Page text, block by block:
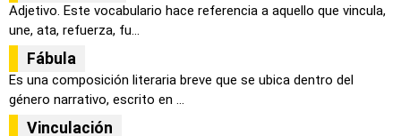
Adjetivo. Este vocabulario hace referencia a aquello que vincula,
une, ata, refuerza, fu...
Fábula
Es una composición literaria breve que se ubica dentro del
género narrativo, escrito en ...
Vinculación